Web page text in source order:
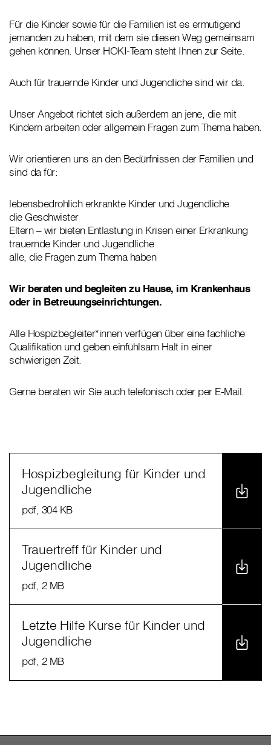
Für die Kinder sowie für die Familien ist es ermutigend
jemanden zu haben, mit dem sie diesen Weg gemeinsam
gehen können. Unser HOKI-Team steht Ihnen zur Seite.
Auch für trauernde Kinder und Jugendliche sind wir da.
Unser Angebot richtet sich außerdem an jene, die mit
Kindern arbeiten oder allgemein Fragen zum Thema haben.
Wir orientieren uns an den Bedürfnissen der Familien und
sind da für:
lebensbedrohlich erkrankte Kinder und Jugendliche
die Geschwister
Eltern – wir bieten Entlastung in Krisen einer Erkrankung
trauernde Kinder und Jugendliche
alle, die Fragen zum Thema haben
Wir beraten und begleiten zu Hause, im Krankenhaus
oder in Betreuungseinrichtungen.
Alle Hospizbegleiter*innen verfügen über eine fachliche
Qualifikation und geben einfühlsam Halt in einer
schwierigen Zeit.
Gerne beraten wir Sie auch telefonisch oder per E-Mail.
Hospizbegleitung für Kinder und
Jugendliche
pdf, 304 KB
Trauertreff für Kinder und
Jugendliche
pdf, 2 MB
Letzte Hilfe Kurse für Kinder und
Jugendliche
pdf, 2 MB